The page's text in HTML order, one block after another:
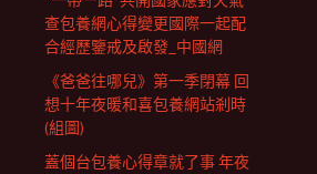
查包養網心得變更國際一起配
合經歷鑒戒及啟發_中國網
《爸爸往哪兒》第一季閉幕 回
想十年夜暖和喜包養網站剎時
(組圖)
蓋個台包養心得章就了事 年夜